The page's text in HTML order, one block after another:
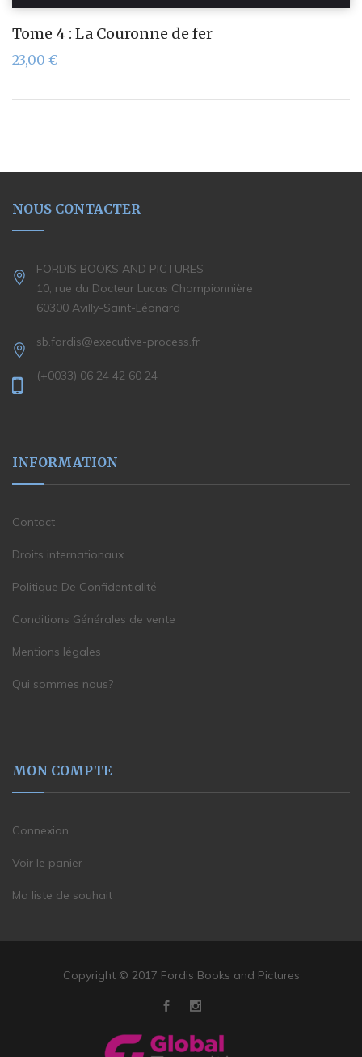
Tome 4 : La Couronne de fer
23,00 €
NOUS CONTACTER
FORDIS BOOKS AND PICTURES
10, rue du Docteur Lucas Championnière
60300 Avilly-Saint-Léonard
sb.fordis@executive-process.fr
(+0033) 06 24 42 60 24
INFORMATION
Contact
Droits internationaux
Politique De Confidentialité
Conditions Générales de vente
Mentions légales
Qui sommes nous?
MON COMPTE
Connexion
Voir le panier
Ma liste de souhait
Copyright © 2017 Fordis Books and Pictures